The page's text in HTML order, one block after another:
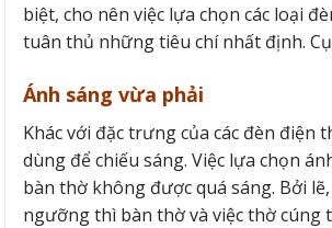
biệt, cho nên việc lựa chọn các loại
tuân thủ những tiêu chí nhất định.
Ánh sáng vừa phải
Khác với đặc trưng của các đèn điện
dùng để chiếu sáng. Việc lựa chọn
bàn thờ không được quá sáng. Bởi
ngưỡng thì bàn thờ và việc thờ cúng